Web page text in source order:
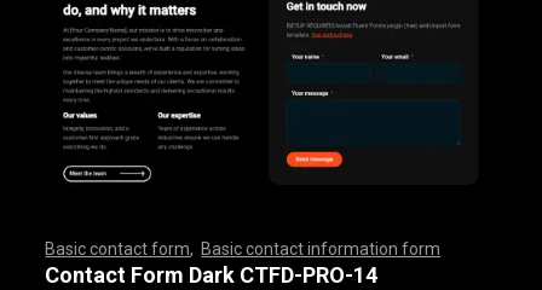
Basic contact form Basic contact information form
,,,,,,,,,,,,,,,,,,,,, ,,,,,,,,,,,,,,,,,,,,,,,,,,,,,,,,,,
,,,,,,,,,,,,,,,,,,,,, ,,,,,,,,,,,,,,,,,,,,,,,,,,,
Contact Form Dark CTFD-PRO-14